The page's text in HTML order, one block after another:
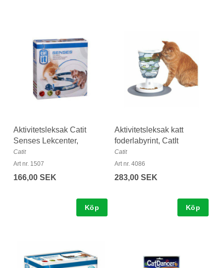
Aktivitetsleksak Catit
Senses Lekcenter,
Catit
Art nr. 1507
166,00 SEK
Köp
Aktivitetsleksak katt
foderlabyrint, CatIt
Catit
Art nr. 4086
283,00 SEK
Köp